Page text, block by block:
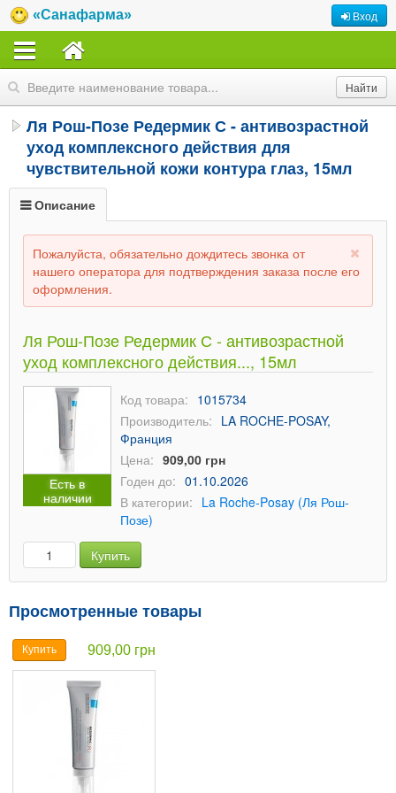
«Санафарма» Вход
Ля Рош-Позе Редермик С - антивозрастной
уход комплексного действия для
чувствительной кожи контура глаз, 15мл
Описание
Пожалуйста, обязательно дождитесь звонка от
нашего оператора для подтверждения заказа после его
оформления.
Ля Рош-Позе Редермик С - антивозрастной
уход комплексного действия..., 15мл
Есть в
наличии
Код товара: 1015734
Производитель: LA ROCHE-POSAY,
Франция
Цена: 909,00 грн
Годен до: 01.10.2026
В категории: La Roche-Posay (Ля Рош-
Позе)
Купить
Просмотренные товары
Купить 909,00 грн